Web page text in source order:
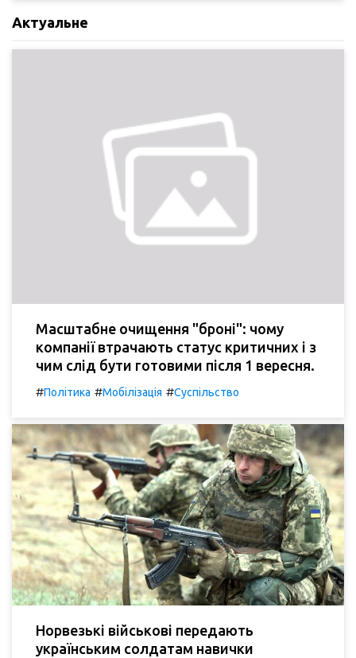
Актуальне
Масштабне очищення "броні": чому
компанії втрачають статус критичних і з
чим слід бути готовими після 1 вересня.
#Політика #Мобілізація #Суспільство
Норвезькі військові передають
українським солдатам навички